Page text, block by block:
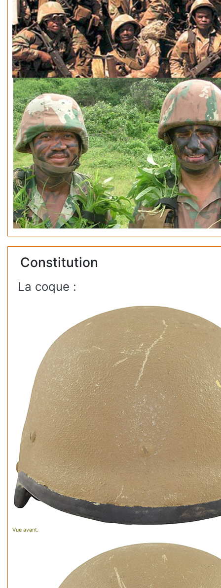
Constitution
La coque :
Vue avant.